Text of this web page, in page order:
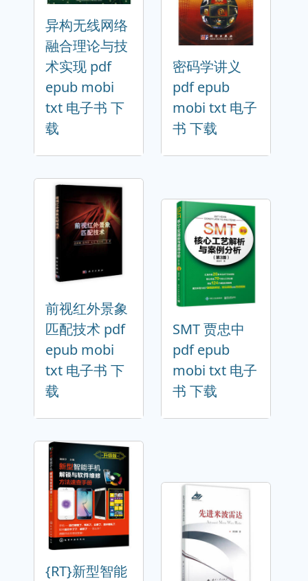
异构无线网络
融合理论与技
术实现 pdf
epub mobi
txt 电子书 下
载
密码学讲义
pdf epub
mobi txt 电子
书 下载
前视红外景象
匹配技术 pdf
epub mobi
txt 电子书 下
载
SMT 贾忠中
pdf epub
mobi txt 电子
书 下载
{RT}新型智能